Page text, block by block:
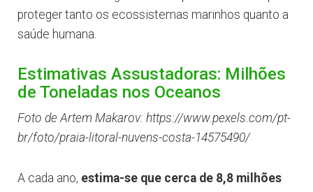
proteger tanto os ecossistemas marinhos quanto a
saúde humana.
Estimativas Assustadoras: Milhões
de Toneladas nos Oceanos
Foto de Artem Makarov: https://www.pexels.com/pt-
br/foto/praia-litoral-nuvens-costa-14575490/
A cada ano, estima-se que cerca de 8,8 milhões